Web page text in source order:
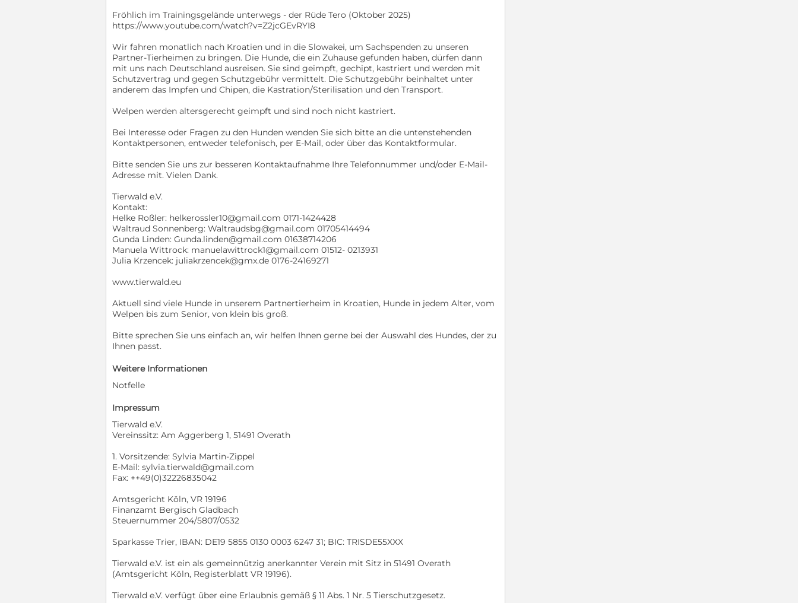
Fröhlich im Trainingsgelände unterwegs - der Rüde Tero (Oktober 2025)
https://www.youtube.com/watch?v=Z2jcGEvRYI8
Wir fahren monatlich nach Kroatien und in die Slowakei, um Sachspenden zu unseren
Partner-Tierheimen zu bringen. Die Hunde, die ein Zuhause gefunden haben, dürfen dann
mit uns nach Deutschland ausreisen. Sie sind geimpft, gechipt, kastriert und werden mit
Schutzvertrag und gegen Schutzgebühr vermittelt. Die Schutzgebühr beinhaltet unter
anderem das Impfen und Chipen, die Kastration/Sterilisation und den Transport.
Welpen werden altersgerecht geimpft und sind noch nicht kastriert.
Bei Interesse oder Fragen zu den Hunden wenden Sie sich bitte an die untenstehenden
Kontaktpersonen, entweder telefonisch, per E-Mail, oder über das Kontaktformular.
Bitte senden Sie uns zur besseren Kontaktaufnahme Ihre Telefonnummer und/oder E-Mail-
Adresse mit. Vielen Dank.
Tierwald e.V.
Kontakt:
Helke Roßler: helkerossler10@gmail.com 0171-1424428
Waltraud Sonnenberg: Waltraudsbg@gmail.com 01705414494
Gunda Linden: Gunda.linden@gmail.com 01638714206
Manuela Wittrock: manuelawittrock1@gmail.com 01512- 0213931
Julia Krzencek: juliakrzencek@gmx.de 0176-24169271
www.tierwald.eu
Aktuell sind viele Hunde in unserem Partnertierheim in Kroatien, Hunde in jedem Alter, vom
Welpen bis zum Senior, von klein bis groß.
Bitte sprechen Sie uns einfach an, wir helfen Ihnen gerne bei der Auswahl des Hundes, der zu
Ihnen passt.
Weitere Informationen
Notfelle
Impressum
Tierwald e.V.
Vereinssitz: Am Aggerberg 1, 51491 Overath
1. Vorsitzende: Sylvia Martin-Zippel
E-Mail: sylvia.tierwald@gmail.com
Fax: ++49(0)32226835042
Amtsgericht Köln, VR 19196
Finanzamt Bergisch Gladbach
Steuernummer 204/5807/0532
Sparkasse Trier, IBAN: DE19 5855 0130 0003 6247 31; BIC: TRISDE55XXX
Tierwald e.V. ist ein als gemeinnützig anerkannter Verein mit Sitz in 51491 Overath
(Amtsgericht Köln, Registerblatt VR 19196).
Tierwald e.V. verfügt über eine Erlaubnis gemäß § 11 Abs. 1 Nr. 5 Tierschutzgesetz.